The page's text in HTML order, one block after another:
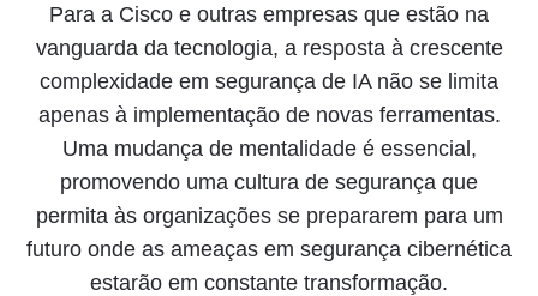
Para a Cisco e outras empresas que estão na
vanguarda da tecnologia, a resposta à crescente
complexidade em segurança de IA não se limita
apenas à implementação de novas ferramentas.
Uma mudança de mentalidade é essencial,
promovendo uma cultura de segurança que
permita às organizações se prepararem para um
futuro onde as ameaças em segurança cibernética
estarão em constante transformação.